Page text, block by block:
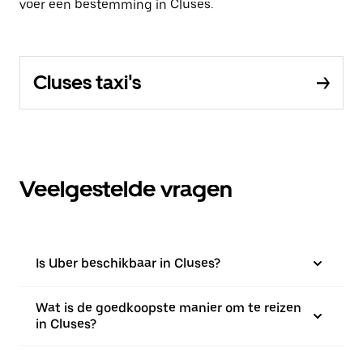
voer een bestemming in Cluses.
Cluses taxi's
Veelgestelde vragen
Is Uber beschikbaar in Cluses?
Wat is de goedkoopste manier om te reizen
in Cluses?